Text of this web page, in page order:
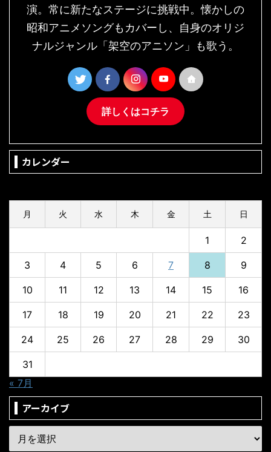
演。常に新たなステージに挑戦中。懐かしの
昭和アニメソングもカバーし、自身のオリジ
ナルジャンル「架空のアニソン」も歌う。
詳しくはコチラ
カレンダー
月 火 水 木 金 土 日
1 2
3 4 5 6 7 8 9
10 11 12 13 14 15 16
17 18 19 20 21 22 23
24 25 26 27 28 29 30
31
« 7月
アーカイブ